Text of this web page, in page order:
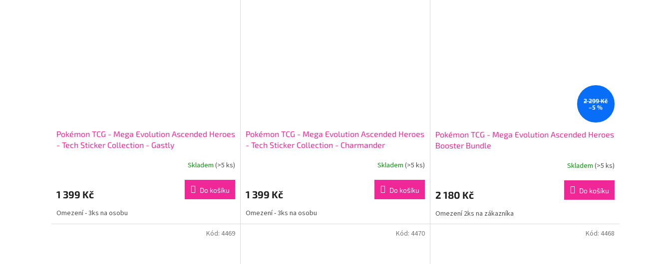
Pokémon TCG - Mega Evolution Ascended Heroes
- Tech Sticker Collection - Gastly
Skladem(>5 ks)
1 399 Kč Do košíku
Omezení - 3ks na osobu
Pokémon TCG - Mega Evolution Ascended Heroes
- Tech Sticker Collection - Charmander
Skladem (>5 ks)
1 399 Kč Do košíku
Omezení - 3ks na osobu
2 299 Kč
–5 %
Pokémon TCG - Mega Evolution Ascended Heroes
Booster Bundle
Skladem (>5 ks)
2 180 Kč Do košíku
Omezení 2ks na zákazníka
Kód: 4469 Kód: 4470 Kód: 4468